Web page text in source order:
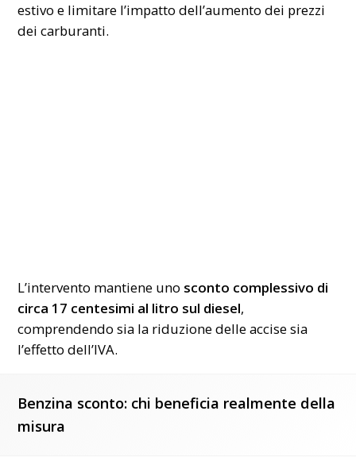
estivo e limitare l’impatto dell’aumento dei prezzi
dei carburanti.
L’intervento mantiene uno sconto complessivo di
circa 17 centesimi al litro sul diesel,
comprendendo sia la riduzione delle accise sia
l’effetto dell’IVA.
Benzina sconto: chi beneficia realmente della
misura